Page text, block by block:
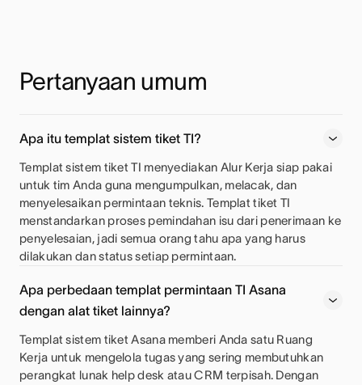
Pertanyaan umum
Apa itu templat sistem tiket TI?
Templat sistem tiket TI menyediakan Alur Kerja siap pakai
untuk tim Anda guna mengumpulkan, melacak, dan
menyelesaikan permintaan teknis. Templat tiket TI
menstandarkan proses pemindahan isu dari penerimaan ke
penyelesaian, jadi semua orang tahu apa yang harus
dilakukan dan status setiap permintaan.
Apa perbedaan templat permintaan TI Asana
dengan alat tiket lainnya?
Templat sistem tiket Asana memberi Anda satu Ruang
Kerja untuk mengelola tugas yang sering membutuhkan
perangkat lunak help desk atau CRM terpisah. Dengan